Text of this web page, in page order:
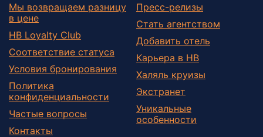
Мы возвращаем разницу
в цене
HB Loyalty Club
Соответствие статуса
Условия бронирования
Политика
конфиденциальности
Частые вопросы
Контакты
Пресс-релизы
Стать агентством
Добавить отель
Карьера в HB
Халяль круизы
Экстранет
Уникальные
особенности